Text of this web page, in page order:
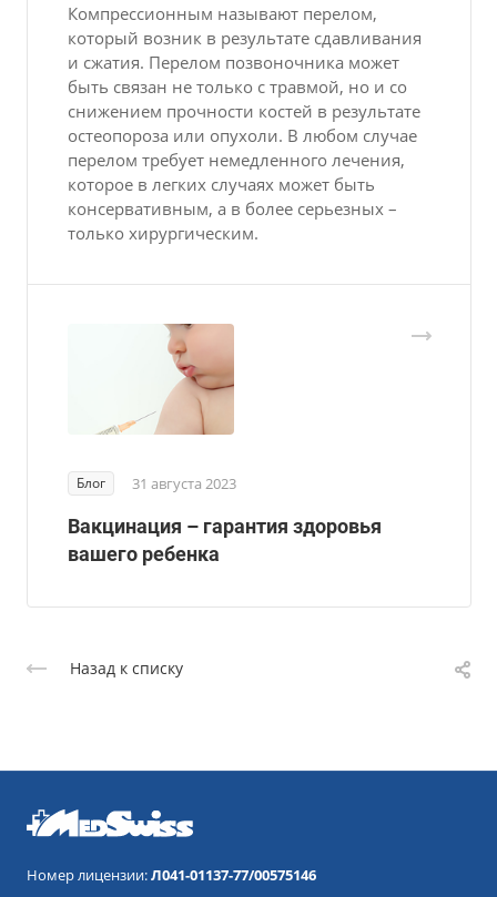
Компрессионным называют перелом,
который возник в результате сдавливания
и сжатия. Перелом позвоночника может
быть связан не только с травмой, но и со
снижением прочности костей в результате
остеопороза или опухоли. В любом случае
перелом требует немедленного лечения,
которое в легких случаях может быть
консервативным, а в более серьезных –
только хирургическим.
Блог 31 августа 2023
Вакцинация – гарантия здоровья
вашего ребенка
Назад к списку
Номер лицензии:Л041-01137-77/00575146